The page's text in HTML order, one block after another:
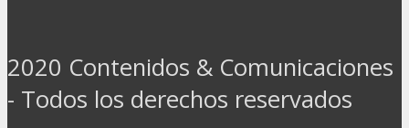
2020 Contenidos & Comunicaciones
- Todos los derechos reservados